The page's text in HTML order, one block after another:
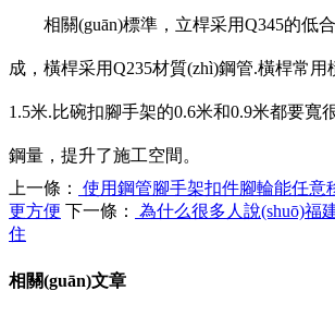
相關(guān)標準，立桿采用Q345的低
成，橫桿采用Q235材質(zhì)鋼管.橫桿常
1.5米.比碗扣腳手架的0.6米和0.9米都要寬
鋼量，提升了施工空間。
上一條：
使用鋼管腳手架扣件腳輪能任意
更方便 下一條：
為什么很多人說(shuō)福
住
相關(guān)文章